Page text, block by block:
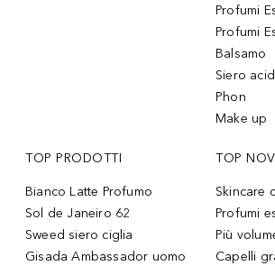
Profumi
Profumi
Balsamo
Siero
Phon
Make up
TOP PRODOTTI
Bianco Latte Profumo
Sol de Janeiro 62
Sweed siero ciglia
Gisada Ambassador uomo
TOP
Skincare
Profumi
Più
Capelli